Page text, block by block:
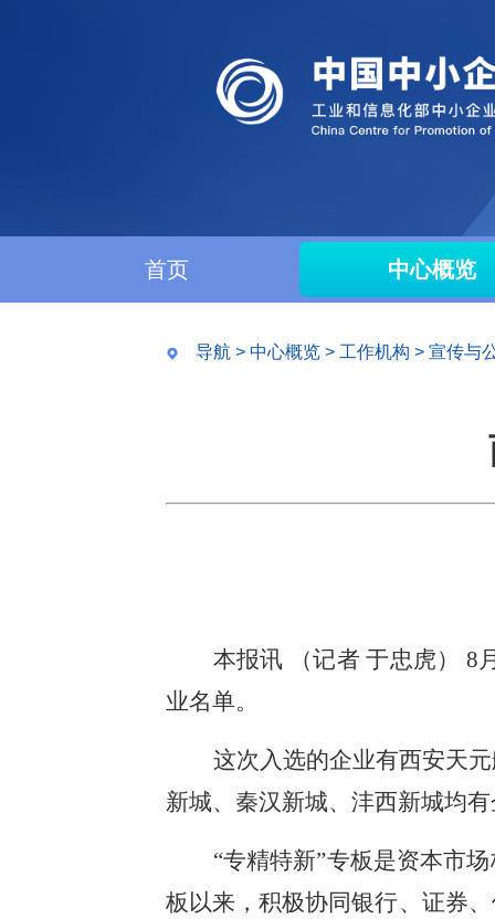
首页 中心概览
导航 > 中心概览 > 工作机构 > 宣传与
本报讯 （记者 于忠虎） 8
业名单。
这次入选的企业有西安天
新城、秦汉新城、沣西新城均
“专精特新”专板是资本市
板以来，积极协同银行、证券